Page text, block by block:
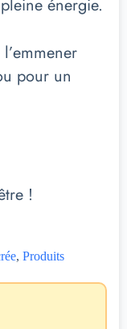
énergie.
pour un
!
, Produits